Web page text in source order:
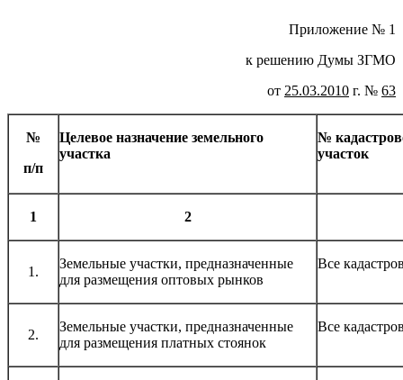
Приложение № 1
к решению Думы ЗГМО
от 25.03.2010 г. № 63
№
п/п
Целевое назначение земельного
участка
№
участок
1 2
1.
Земельные участки, предназначенные
для размещения оптовых рынков
Все
2.
Земельные участки, предназначенные
для размещения платных стоянок
Все